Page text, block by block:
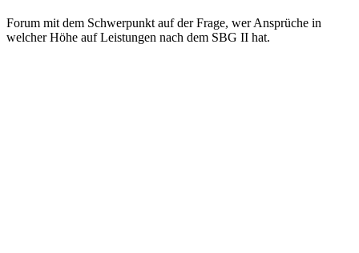
Forum mit dem Schwerpunkt auf der Frage, wer Ansprüche in
welcher Höhe auf Leistungen nach dem SBG II hat.